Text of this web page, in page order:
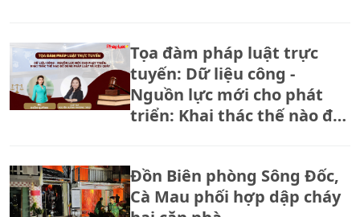
Tọa đàm pháp luật trực
tuyến: Dữ liệu công -
Nguồn lực mới cho phát
triển: Khai thác thế nào để
Đồn Biên phòng Sông Đốc,
Cà Mau phối hợp dập cháy